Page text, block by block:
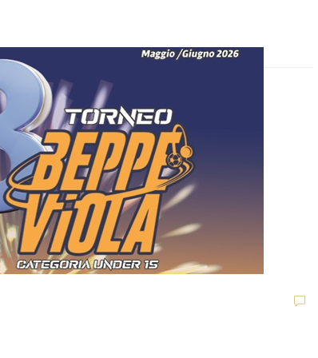
Dilettanti Serie D
Viterbese (Certosa V.
Campagnano), merca
to senza sosta: Busat